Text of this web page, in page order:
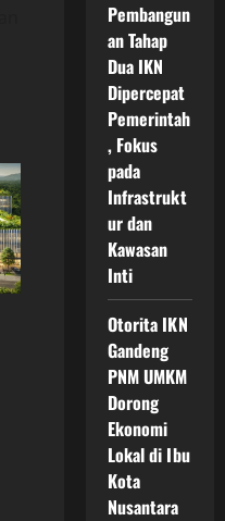
Pembangun
an Tahap
Dua IKN
Dipercepat
Pemerintah
, Fokus
pada
Infrastrukt
ur dan
Kawasan
Inti
Otorita IKN
Gandeng
PNM UMKM
Dorong
Ekonomi
Lokal di Ibu
Kota
Nusantara